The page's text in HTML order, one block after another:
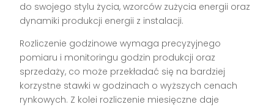
do swojego stylu życia, wzorców zużycia energii oraz
dynamiki produkcji energii z instalacji.
Rozliczenie godzinowe wymaga precyzyjnego
pomiaru i monitoringu godzin produkcji oraz
sprzedaży, co może przekładać się na bardziej
korzystne stawki w godzinach o wyższych cenach
rynkowych. Z kolei rozliczenie miesięczne daje